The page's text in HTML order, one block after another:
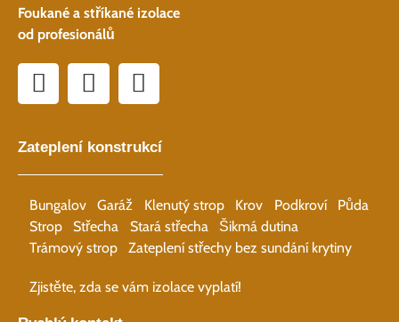
Foukané a stříkané izolace
od profesionálů
Zateplení konstrukcí
Bungalov Garáž Klenutý strop Krov Podkroví
Půda
Strop
Střecha Stará střecha
Šikmá dutina
Trámový strop
Zateplení střechy bez sundání krytiny
Zjistěte, zda se vám izolace vyplatí!